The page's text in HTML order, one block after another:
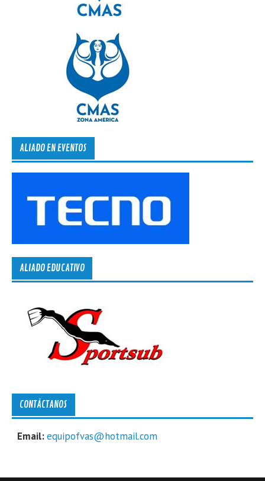
ALIADO EN EVENTOS
ALIADO EDUCATIVO
CONTÁCTANOS
Email:equipofvas@hotmail.com